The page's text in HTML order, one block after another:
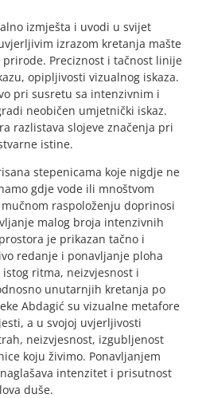
izmješta i uvodi u svijet
izrazom kretanja mašte
Preciznost i tačnost linije
opipljivosti vizualnog iskaza.
pri susretu sa intenzivnim i
neobičen umjetnički iskaz.
razlistava slojeve značenja pri
istine.
stepenicama koje nigdje ne
gdje vode ili mnoštvom
raspoloženju doprinosi
malog broja intenzivnih
je prikazan tačno i
redanje i ponavljanje ploha
ritma, neizvjesnost i
unutarnjih kretanja po
Abdagić su vizualne metafore
a u svojoj uvjerljivosti
neizvjesnost, izgubljenost
koju živimo. Ponavljanjem
intenzitet i prisutnost
duše.